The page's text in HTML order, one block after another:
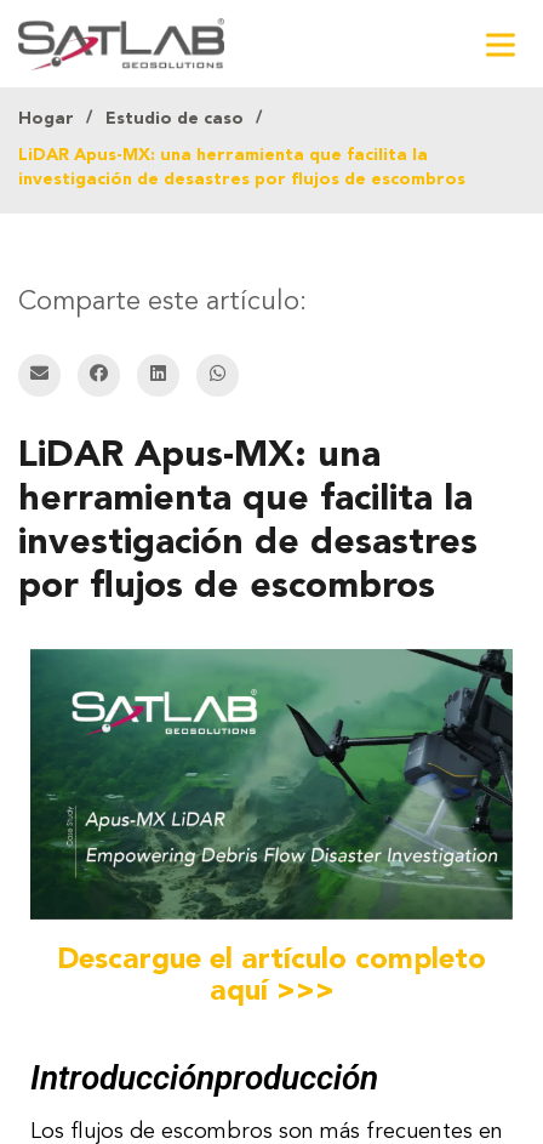
Hogar Estudio de caso
LiDAR Apus-MX: una herramienta que facilita la
investigación de desastres por flujos de escombros
Comparte este artículo:
LiDAR Apus-MX: una
herramienta que facilita la
investigación de desastres
por flujos de escombros
Descargue el artículo completo
aquí >>>
Introducciónproducción
Los flujos de escombros son más frecuentes en